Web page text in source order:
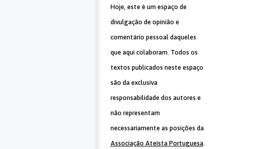
Hoje, este é um espaço de
divulgação de opinião e
comentário pessoal daqueles
que aqui colaboram. Todos os
textos publicados neste espaço
são da exclusiva
responsabilidade dos autores e
não representam
necessariamente as posições da
Associação Ateísta Portuguesa.